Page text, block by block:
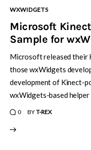
WXWIDGETS
Microsoft
Sample for
Microsoft released their
those wxWidgets
development of Kinect-
wxWidgets-based
0 BY T-REX